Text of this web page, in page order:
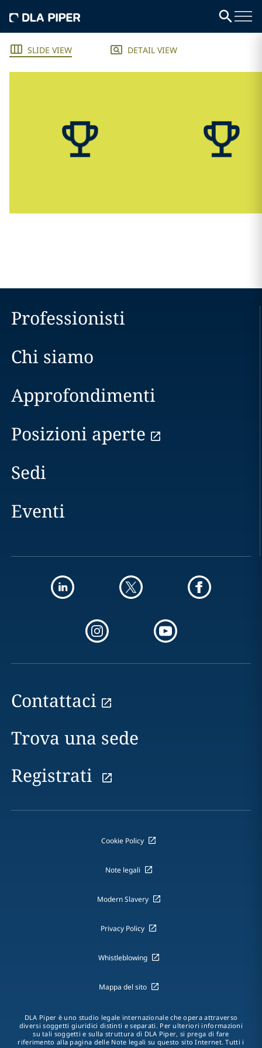
SLIDE VIEW DETAIL VIEW
Professionisti
Chi siamo
Approfondimenti
Posizioni aperte
Sedi
Eventi
Contattaci
Trova una sede
Registrati
Cookie Policy
Note legali
Modern Slavery
Privacy Policy
Whistleblowing
Mappa del sito
DLA Piper è uno studio legale internazionale che opera attraverso
diversi soggetti giuridici distinti e separati. Per ulteriori informazioni
su tali soggetti e sulla struttura di DLA Piper, si prega di fare
riferimento alla pagina delle Note legali su questo sito Internet. Tutti i